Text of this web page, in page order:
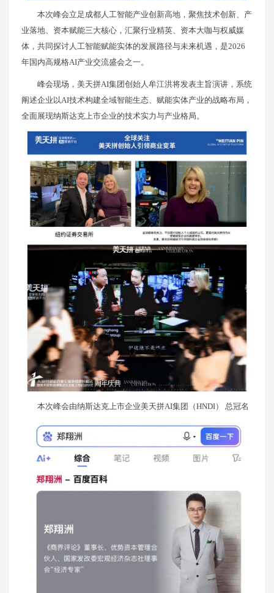
本次峰会立足成都人工智能产业创新高地，聚焦技术创新、产
业落地、资本赋能三大核心，汇聚行业精英、资本大咖与权威媒
体，共同探讨人工智能赋能实体的发展路径与未来机遇，是2026
年国内高规格AI产业交流盛会之一。
峰会现场，美天拼AI集团创始人牟江洪将发表主旨演讲，系统
阐述企业以AI技术构建全域智能生态、赋能实体产业的战略布局，
全面展现纳斯达克上市企业的技术实力与产业格局。
本次峰会由纳斯达克上市企业美天拼AI集团（HNDI） 总冠名